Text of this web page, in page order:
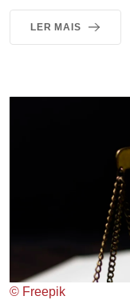
LER MAIS
© Freepik